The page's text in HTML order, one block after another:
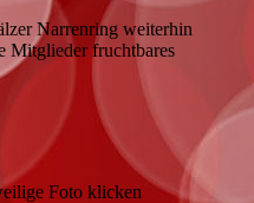
Narrenring weiterhin
Mitglieder fruchtbares
Foto klicken